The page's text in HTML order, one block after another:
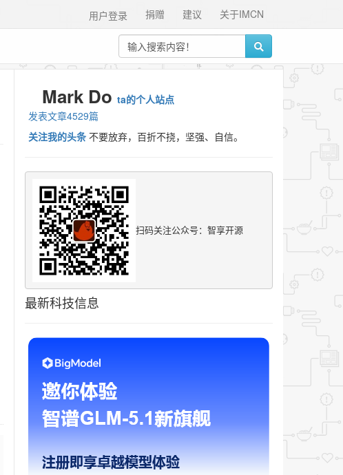
关于IMCN
建议
捐赠
用户登录
Mark Do ta的个人站点
发表文章4529篇
关注我的头条 不要放弃，百折不挠，坚强、自信。
扫码关注公众号：智享开源
最新科技信息